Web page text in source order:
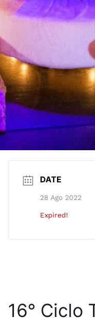
DATE
28 Ago 2022
Expired!
16° Ciclo